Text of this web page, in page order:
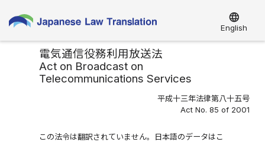
language
English
電気通信役務利用放送法
Act on Broadcast on
Telecommunications Services
平成十三年法律第八十五号
Act No. 85 of 2001
この法令は翻訳されていません。日本語のデータはこ